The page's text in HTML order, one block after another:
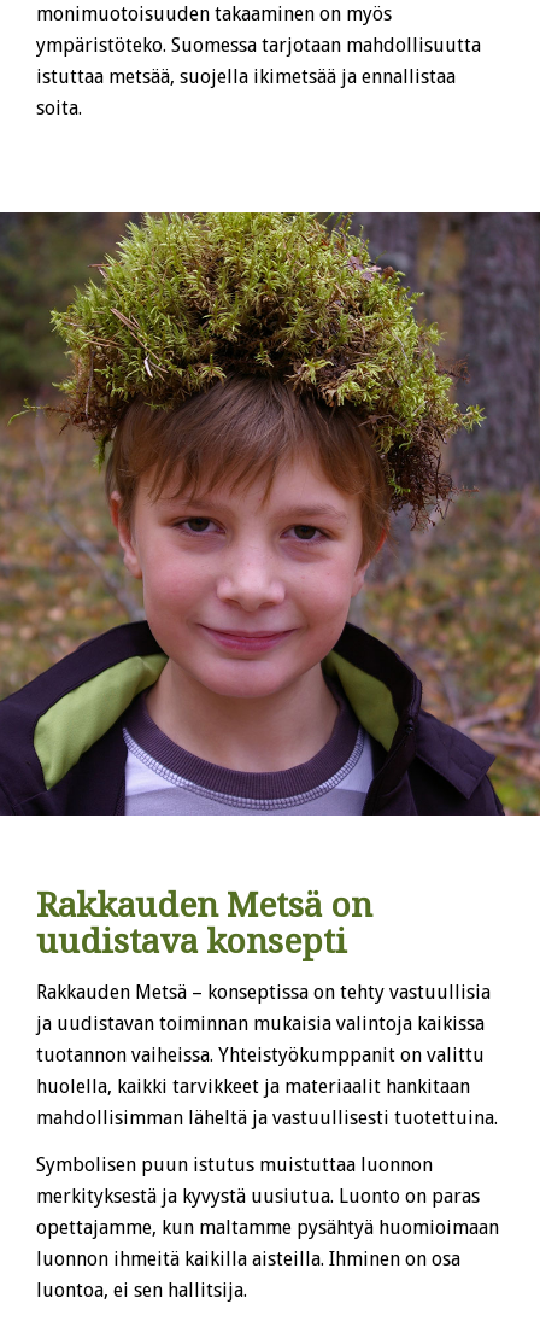
monimuotoisuuden takaaminen on myös
ympäristöteko. Suomessa tarjotaan mahdollisuutta
istuttaa metsää, suojella ikimetsää ja ennallistaa
soita.
Rakkauden Metsä on
uudistava konsepti
Rakkauden Metsä – konseptissa on tehty vastuullisia
ja uudistavan toiminnan mukaisia valintoja kaikissa
tuotannon vaiheissa. Yhteistyökumppanit on valittu
huolella, kaikki tarvikkeet ja materiaalit hankitaan
mahdollisimman läheltä ja vastuullisesti tuotettuina.
Symbolisen puun istutus muistuttaa luonnon
merkityksestä ja kyvystä uusiutua. Luonto on paras
opettajamme, kun maltamme pysähtyä huomioimaan
luonnon ihmeitä kaikilla aisteilla. Ihminen on osa
luontoa, ei sen hallitsija.